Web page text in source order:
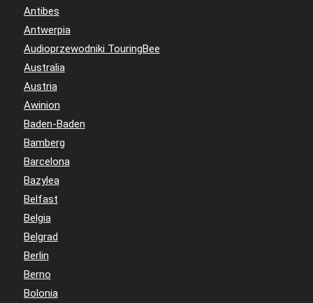
Antibes
Antwerpia
Audioprzewodniki TouringBee
Australia
Austria
Awinion
Baden-Baden
Bamberg
Barcelona
Bazylea
Belfast
Belgia
Belgrad
Berlin
Berno
Bolonia